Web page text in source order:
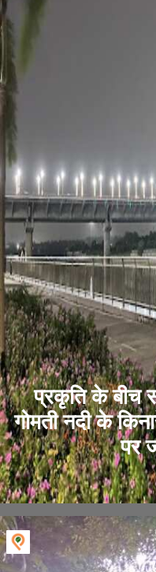
प्रकृति के बीच
गोमती नदी के
पर